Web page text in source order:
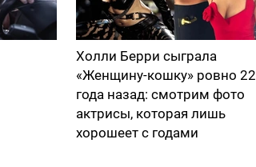
Холли Берри сыграла
«Женщину-кошку» ровно 22
года назад: смотрим фото
актрисы, которая лишь
хорошеет с годами